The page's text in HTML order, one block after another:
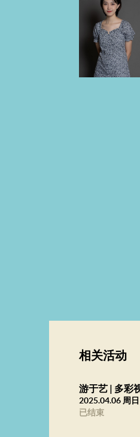
相关活动
游于艺 | 多彩
2025.04.06 周日
已结束